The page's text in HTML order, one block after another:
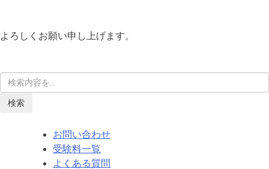
よろしくお願い申し上げます。
検索
お問い合わせ
受験料一覧
よくある質問